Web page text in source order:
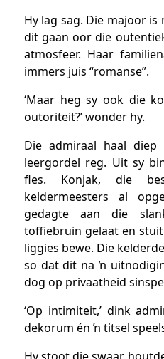
Hy lag sag. Die majoor is
dit gaan oor die
atmosfeer. Haar
immers juis “romanse”.
‘Maar heg sy ook die
outoriteit?’ wonder hy.
Die admiraal haal
leergordel reg. Uit sy
fles. Konjak, die
keldermeesters al
gedagte aan die
toffiebruin gelaat en
liggies bewe. Die
so dat dit na ŉ
dog op privaatheid
‘Op intimiteit,’ dink
dekorum én ŉ titsel